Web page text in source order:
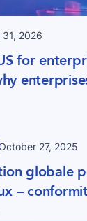
31, 2026
for
October 27, 2025
globale
–